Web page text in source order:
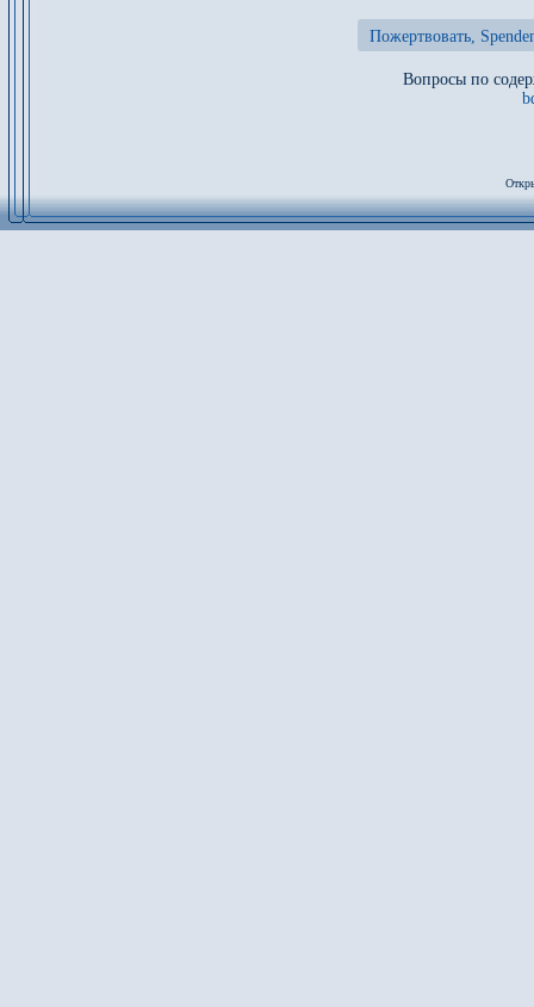
Пожертвовать,
Вопросы по